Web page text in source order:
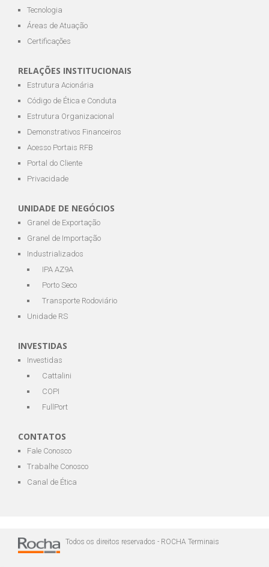
Tecnologia
Áreas de Atuação
Certificações
RELAÇÕES INSTITUCIONAIS
Estrutura Acionária
Código de Ética e Conduta
Estrutura Organizacional
Demonstrativos Financeiros
Acesso Portais RFB
Portal do Cliente
Privacidade
UNIDADE DE NEGÓCIOS
Granel de Exportação
Granel de Importação
Industrializados
IPA AZ9A
Porto Seco
Transporte Rodoviário
Unidade RS
INVESTIDAS
Investidas
Cattalini
COPI
FullPort
CONTATOS
Fale Conosco
Trabalhe Conosco
Canal de Ética
Todos os direitos reservados - ROCHA Terminais